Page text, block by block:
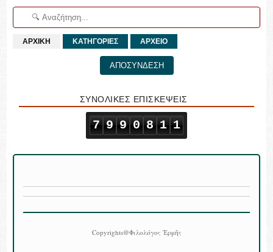
ΑΡΧΙΚΗ ΚΑΤΗΓΟΡΙΕΣ ΑΡΧΕΙΟ
ΑΠΟΣΥΝΔΕΣΗ
ΣΥΝΟΛΙΚΕΣ ΕΠΙΣΚΕΨΕΙΣ
7 9 9 0 8 1 1
Copyrights@Φιλολόγος Ἑρμῆς